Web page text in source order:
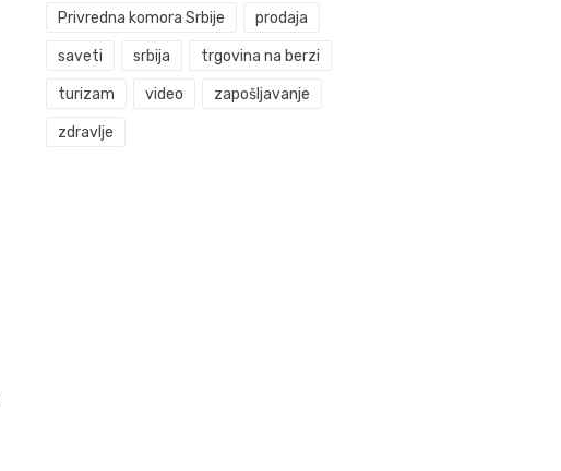
Privredna komora Srbije prodaja
saveti srbija trgovina na berzi
turizam video zapošljavanje
zdravlje